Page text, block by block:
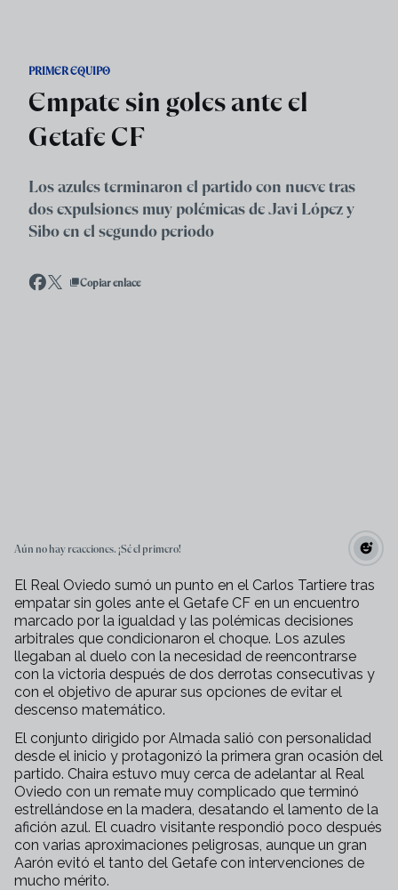
PRIMER EQUIPO
Empate sin goles ante el
Getafe CF
Los azules terminaron el partido con nueve tras
dos expulsiones muy polémicas de Javi López y
Sibo en el segundo periodo
Copiar enlace
Aún no hay reacciones. ¡Sé el primero!
El Real Oviedo sumó un punto en el Carlos Tartiere tras
empatar sin goles ante el Getafe CF en un encuentro
marcado por la igualdad y las polémicas decisiones
arbitrales que condicionaron el choque. Los azules
llegaban al duelo con la necesidad de reencontrarse
con la victoria después de dos derrotas consecutivas y
con el objetivo de apurar sus opciones de evitar el
descenso matemático.
El conjunto dirigido por Almada salió con personalidad
desde el inicio y protagonizó la primera gran ocasión del
partido. Chaira estuvo muy cerca de adelantar al Real
Oviedo con un remate muy complicado que terminó
estrellándose en la madera, desatando el lamento de la
afición azul. El cuadro visitante respondió poco después
con varias aproximaciones peligrosas, aunque un gran
Aarón evitó el tanto del Getafe con intervenciones de
mucho mérito.